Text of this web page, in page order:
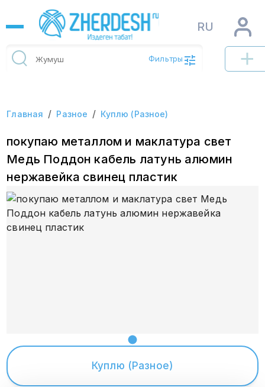
RU
Фильтры
Главная / Разное / Куплю (Разное)
покупаю металлом и маклатура свет
Медь Поддон кабель латунь алюмин
нержавейка свинец пластик
Куплю (Разное)